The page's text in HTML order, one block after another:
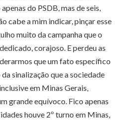
do PSDB, mas de seis,
cabe a mim indicar, pinçar esse
muito da campanha que o
corajoso. E perdeu as
que um fato específico
sinalização que a sociedade
em Minas Gerais,
grande equívoco. Fico apenas
houve 2º turno em Minas,